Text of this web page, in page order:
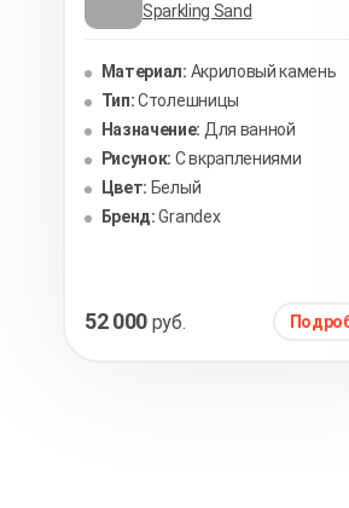
Sparkling Sand
Материал: Акриловый камень
Тип:Столешницы
Назначение: Для ванной
Рисунок: С вкраплениями
Цвет: Белый
Бренд: Grandex
52 000 руб.